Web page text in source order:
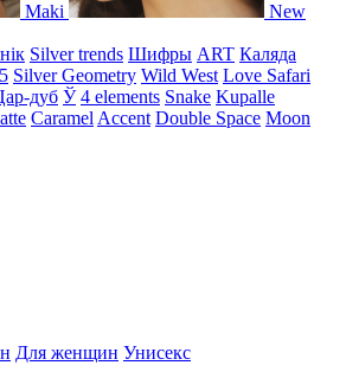
Maki
New
Silver trends Шифры ART Каляда
Silver Geometry Wild West Love Safari
дуб Ў 4 elements Snake Kupalle
Caramel Accent Double Space Moon
Для женщин Унисекс